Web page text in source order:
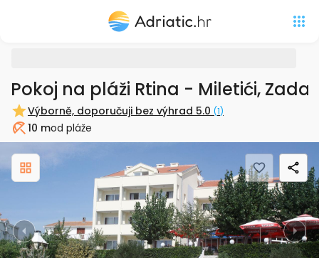
Pokoj na pláži Rtina - Miletići,
Výborně, doporučuji bez výhrad 5.0 (1)
Pláž10 mod pláže
Previous Next